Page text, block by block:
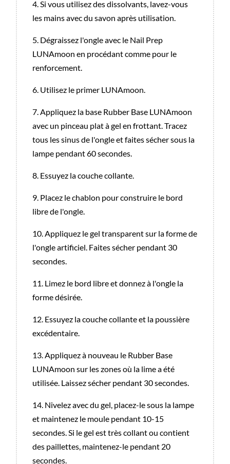
4. Si vous utilisez des dissolvants, lavez-vous
les mains avec du savon après utilisation.
5. Dégraissez l'ongle avec le Nail Prep
LUNAmoon en procédant comme pour le
renforcement.
6. Utilisez le primer LUNAmoon.
7. Appliquez la base Rubber Base LUNAmoon
avec un pinceau plat à gel en frottant. Tracez
tous les sinus de l'ongle et faites sécher sous la
lampe pendant 60 secondes.
8. Essuyez la couche collante.
9. Placez le chablon pour construire le bord
libre de l'ongle.
10. Appliquez le gel transparent sur la forme de
l'ongle artificiel. Faites sécher pendant 30
secondes.
11. Limez le bord libre et donnez à l'ongle la
forme désirée.
12. Essuyez la couche collante et la poussière
excédentaire.
13. Appliquez à nouveau le Rubber Base
LUNAmoon sur les zones où la lime a été
utilisée. Laissez sécher pendant 30 secondes.
14. Nivelez avec du gel, placez-le sous la lampe
et maintenez le moule pendant 10-15
secondes. Si le gel est très collant ou contient
des paillettes, maintenez-le pendant 20
secondes.